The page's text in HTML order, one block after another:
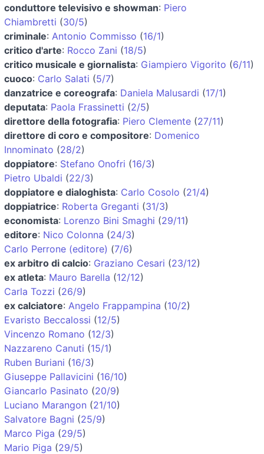
conduttore televisivo e showman: Piero
Chiambretti (30/5)
criminale: Antonio Commisso (16/1)
critico d'arte: Rocco Zani (18/5)
critico musicale e giornalista: Giampiero Vigorito (6/11)
cuoco: Carlo Salati (5/7)
danzatrice e coreografa: Daniela Malusardi (17/1)
deputata: Paola Frassinetti (2/5)
direttore della fotografia: Piero Clemente (27/11)
direttore di coro e compositore: Domenico
Innominato (28/2)
doppiatore: Stefano Onofri (16/3)
Pietro Ubaldi (22/3)
doppiatore e dialoghista: Carlo Cosolo (21/4)
doppiatrice: Roberta Greganti (31/3)
economista: Lorenzo Bini Smaghi (29/11)
editore: Nico Colonna (24/3)
Carlo Perrone (editore) (7/6)
ex arbitro di calcio: Graziano Cesari (23/12)
ex atleta: Mauro Barella (12/12)
Carla Tozzi (26/9)
ex calciatore: Angelo Frappampina (10/2)
Evaristo Beccalossi (12/5)
Vincenzo Romano (12/3)
Nazzareno Canuti (15/1)
Ruben Buriani (16/3)
Giuseppe Pallavicini (16/10)
Giancarlo Pasinato (20/9)
Luciano Marangon (21/10)
Salvatore Bagni (25/9)
Marco Piga (29/5)
Mario Piga (29/5)